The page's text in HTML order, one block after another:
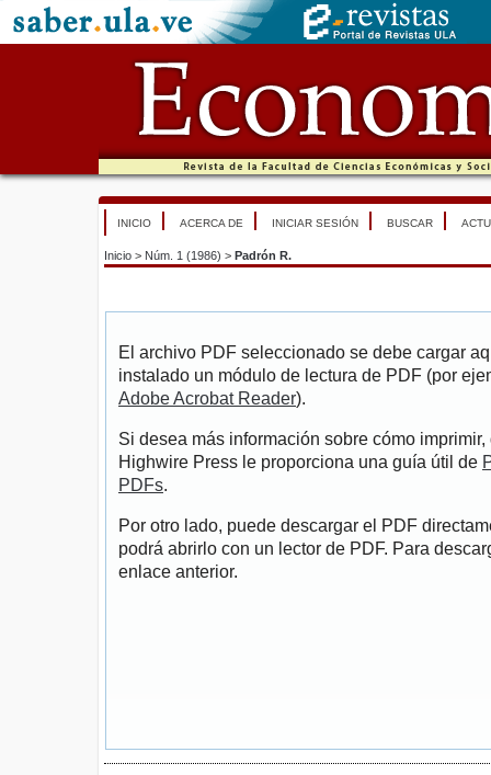
INICIO ACERCA DE INICIAR SESIÓN BUSCAR
Inicio > Núm. 1 (1986) > Padrón R.
El archivo PDF seleccionado se debe cargar
instalado un módulo de lectura de PDF (por
Adobe Acrobat Reader).
Si desea más información sobre cómo
Highwire Press le proporciona una guía útil de
PDFs.
Por otro lado, puede descargar el PDF
podrá abrirlo con un lector de PDF. Para
enlace anterior.